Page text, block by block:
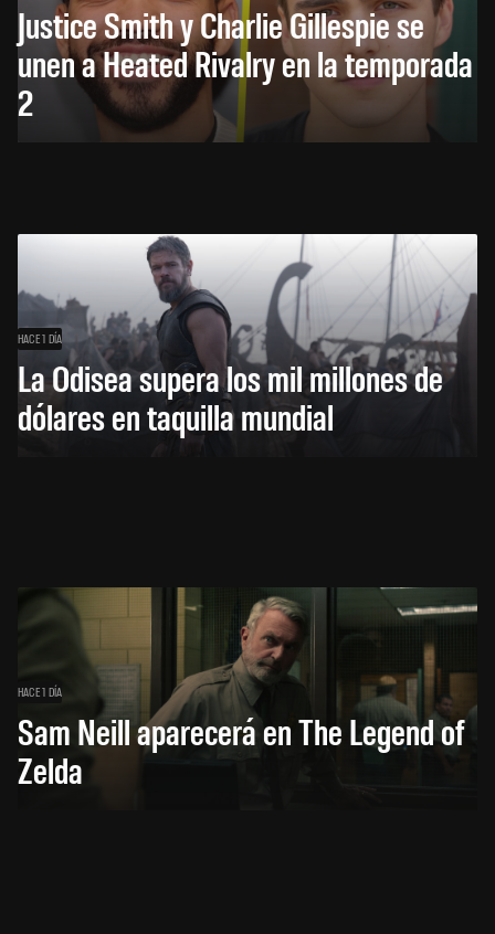
Justice Smith y Charlie Gillespie se
unen a Heated Rivalry en la temporada
2
HACE 1 DÍA
La Odisea supera los mil millones de
dólares en taquilla mundial
HACE 1 DÍA
Sam Neill aparecerá en The Legend of
Zelda